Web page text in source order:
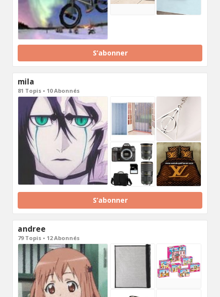
S’abonner
mila
81 Topis • 10 Abonnés
S’abonner
andree
79 Topis • 12 Abonnés